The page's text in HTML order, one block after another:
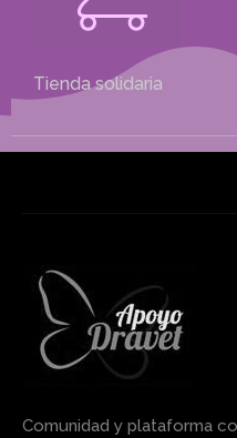
Tienda solidaria
Comunidad y plataforma